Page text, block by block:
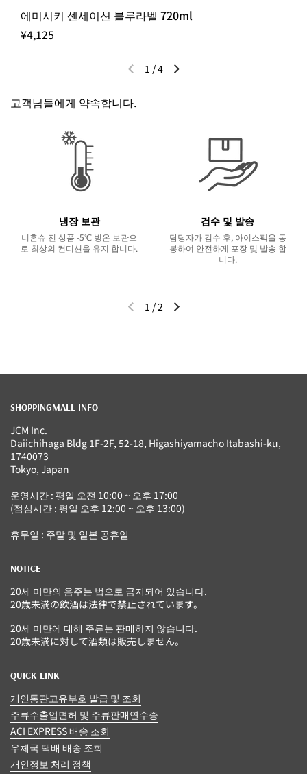
에미시키 센세이션 블루라벨 720ml
¥4,125
이전 슬라이드다음 슬라이드
1 /4
고객님들에게 약속합니다.
냉장 보관
니혼슈 전 상품 -5℃ 빙온 보관으
로 최상의 컨디션을 유지 합니다.
검수 및 발송
담당자가 검수 후, 아이스팩을 동
봉하여 안전하게 포장 및 발송 합
니다.
이전 슬라이드다음 슬라이드
1 /2
SHOPPINGMALL INFO
JCM Inc.
Daiichihaga Bldg 1F-2F, 52-18, Higashiyamacho Itabashi-ku,
1740073
Tokyo, Japan
운영시간 : 평일 오전 10:00 ~ 오후 17:00
(점심시간 : 평일 오후 12:00 ~ 오후 13:00)
휴무일 : 주말 및 일본 공휴일
NOTICE
20세 미만의 음주는 법으로 금지되어 있습니다.
20歳未満の飲酒は法律で禁止されています。
20세 미만에 대해 주류는 판매하지 않습니다.
20歳未満に対して酒類は販売しません。
QUICK LINK
개인통관고유부호 발급 및 조회
주류수출업면허 및 주류판매연수증
ACI EXPRESS 배송 조회
우체국 택배 배송 조회
개인정보 처리 정책